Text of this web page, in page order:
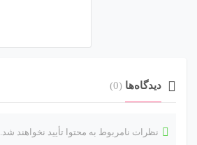
دیدگاه‌ها (0)
نظرات نامربوط به محتوا تأیید نخواهند شد.